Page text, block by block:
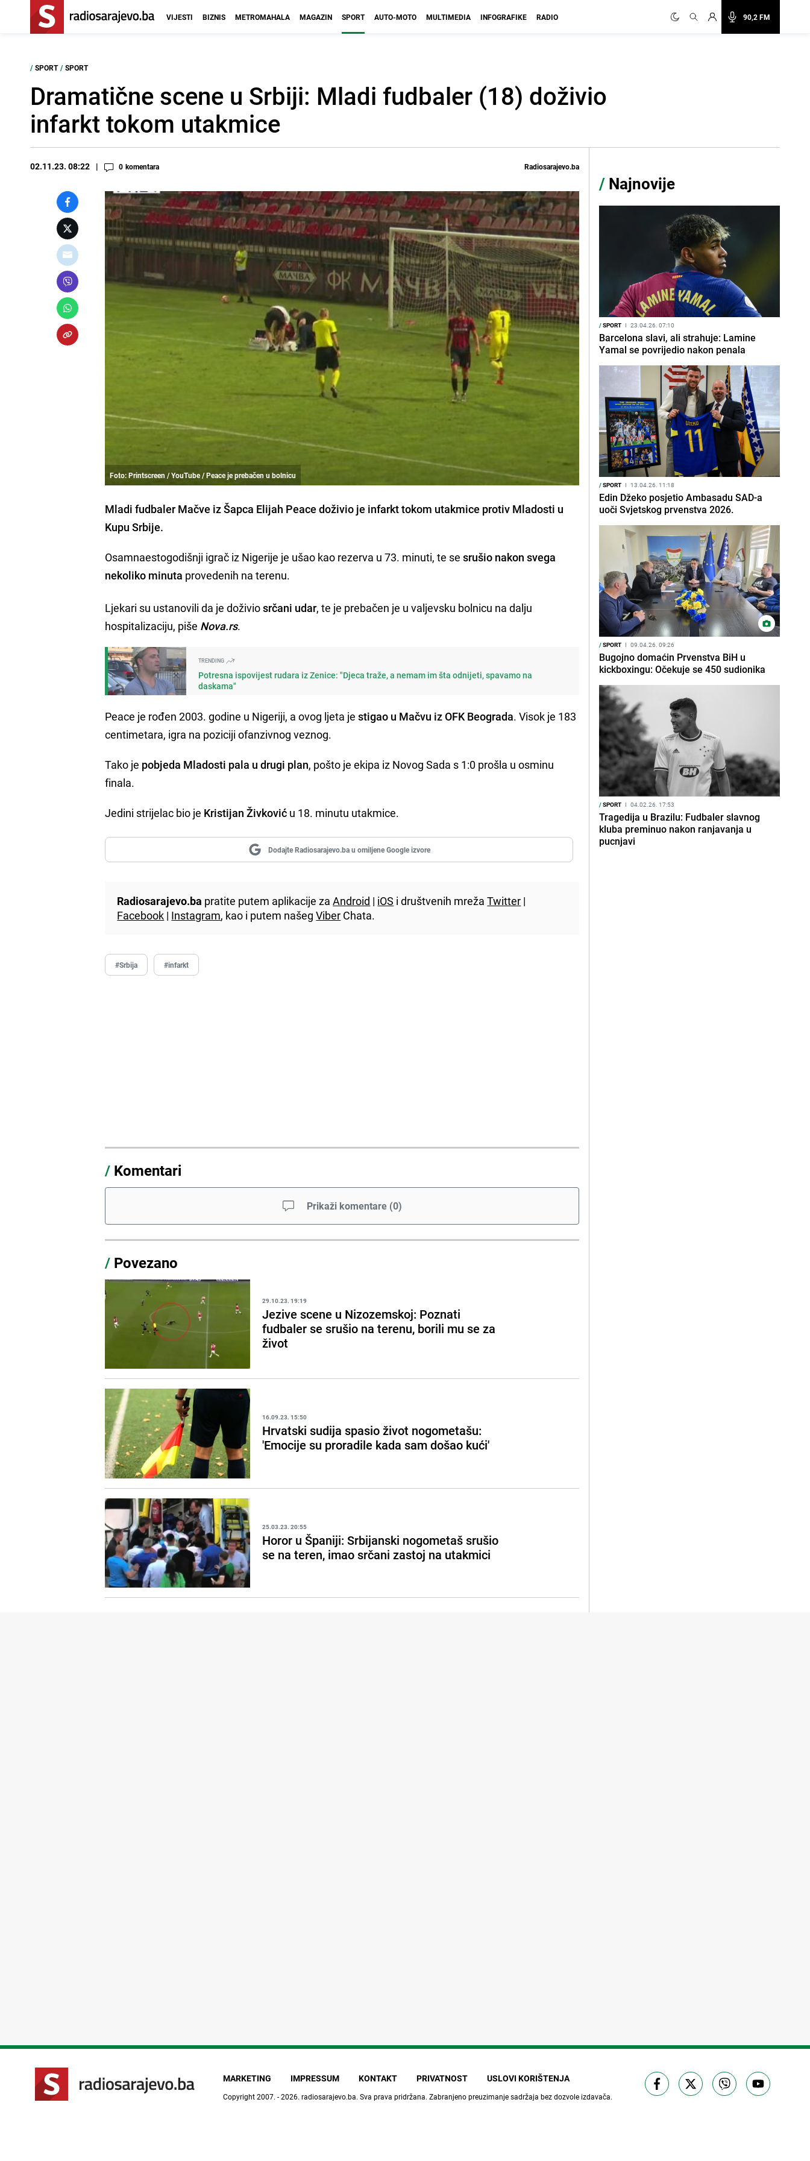
90,2 FM
VIJESTI BIZNIS METROMAHALA MAGAZIN SPORT AUTO-MOTO MULTIMEDIA INFOGRAFIKE RADIO
/ SPORT / SPORT
Dramatične scene u Srbiji: Mladi fudbaler (18) doživio
infarkt tokom utakmice
02.11.23. 08:22 0 komentara Radiosarajevo.ba
Foto: Printscreen / YouTube / Peace je prebačen u bolnicu
Mladi fudbaler Mačve iz Šapca Elijah Peace doživio je infarkt tokom utakmice protiv Mladosti u
Kupu Srbije.
Osamnaestogodišnji igrač iz Nigerije je ušao kao rezerva u 73. minuti, te sesrušio nakon svega
nekoliko minuta provedenih na terenu.
Ljekari su ustanovili da je doživiosrčani udar, te je prebačen je u valjevsku bolnicu na dalju
hospitalizaciju, piše Nova.rs.
TRENDING
Potresna ispovijest rudara iz Zenice: "Djeca traže, a nemam im šta odnijeti, spavamo na
daskama"
Peace je rođen 2003. godine u Nigeriji, a ovog ljeta jestigao u Mačvu iz OFK Beograda. Visok je 183
centimetara, igra na poziciji ofanzivnog veznog.
Tako je pobjeda Mladosti pala u drugi plan, pošto je ekipa iz Novog Sada s 1:0 prošla u osminu
finala.
Jedini strijelac bio je Kristijan Živković u 18. minutu utakmice.
Dodajte Radiosarajevo.ba u omiljene Google izvore
Radiosarajevo.ba pratite putem aplikacije zaAndroid | iOS i društvenih mrežaTwitter |
Facebook | Instagram, kao i putem našegViber Chata.
#Srbija #infarkt
/ Komentari
Prikaži komentare (0)
/ Povezano
29.10.23. 19:19
Jezive scene u Nizozemskoj: Poznati
fudbaler se srušio na terenu, borili mu se za
život
16.09.23. 15:50
Hrvatski sudija spasio život nogometašu:
'Emocije su proradile kada sam došao kući'
25.03.23. 20:55
Horor u Španiji: Srbijanski nogometaš srušio
se na teren, imao srčani zastoj na utakmici
/ Najnovije
/SPORT I 23.04.26. 07:10
Barcelona slavi, ali strahuje: Lamine
Yamal se povrijedio nakon penala
/SPORT I 13.04.26. 11:18
Edin Džeko posjetio Ambasadu SAD-a
uoči Svjetskog prvenstva 2026.
/SPORT I 09.04.26. 09:26
Bugojno domaćin Prvenstva BiH u
kickboxingu: Očekuje se 450 sudionika
/SPORT I 04.02.26. 17:53
Tragedija u Brazilu: Fudbaler slavnog
kluba preminuo nakon ranjavanja u
pucnjavi
MARKETING IMPRESSUM KONTAKT PRIVATNOST USLOVI KORIŠTENJA
Copyright 2007. - 2026. radiosarajevo.ba. Sva prava pridržana. Zabranjeno preuzimanje sadržaja bez dozvole izdavača.